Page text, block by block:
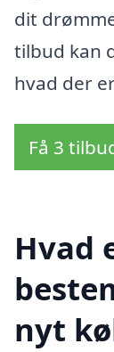
dit
tilbud kan
hvad der
Få 3
Hvad
nyt